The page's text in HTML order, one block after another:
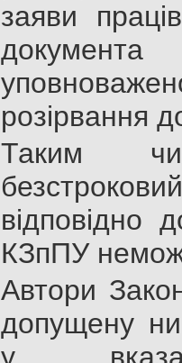
заяви
розірвання
Таким
КЗпПУ
Автори
допущену